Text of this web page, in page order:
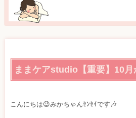
問/
ままケアstudio【重要】10
こんにちは😉みかちゃんｾﾝｾｲです🎶